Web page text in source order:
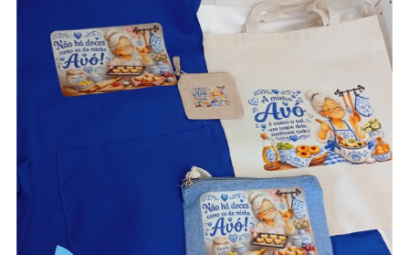
aventais / Sacos / necessaires / estojos /
porta-moedas dia dos avós – vários modelos